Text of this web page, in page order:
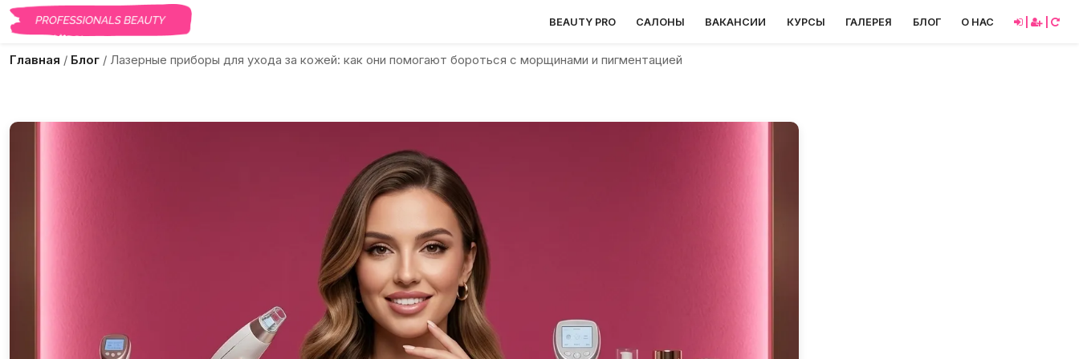
BEAUTY PRO САЛОНЫ ВАКАНСИИ КУРСЫ ГАЛЕРЕЯ БЛОГ О НАС | |
Главная / Блог / Лазерные приборы для ухода за кожей: как они помогают бороться с морщинами и пигментацией